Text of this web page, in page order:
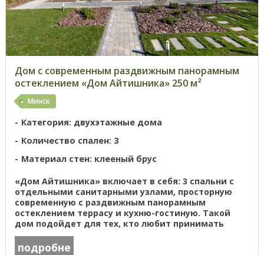
Дом с современным раздвижным панорамным
остеклением «Дом Айтишника» 250 м²
Минск
Категория: двухэтажные дома
Количество спален: 3
Материал стен: клееный брус
«Дом Айтишника» включает в себя: 3 спальни с
отдельными санитарными узлами, просторную
современную с раздвижным панорамным
остеклением террасу и кухню-гостиную. Такой
дом подойдет для тех, кто любит принимать
гостей или проводить деловые встречи на ...
подробне